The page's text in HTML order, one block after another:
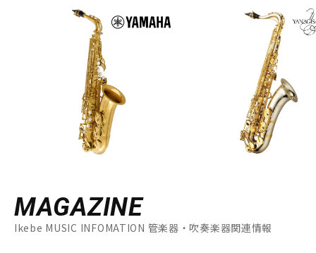
MAGAZINE
Ikebe MUSIC INFOMATION 管楽器・吹奏楽器関連情報